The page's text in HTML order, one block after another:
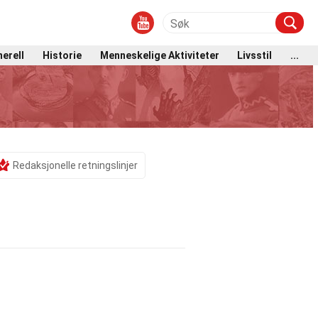
Historie Menneskelige Aktiviteter Livsstil ...
Redaksjonelle retningslinjer